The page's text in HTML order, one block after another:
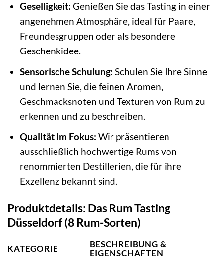
Geselligkeit: Genießen Sie das Tasting in einer
angenehmen Atmosphäre, ideal für Paare,
Freundesgruppen oder als besondere
Geschenkidee.
Sensorische Schulung: Schulen Sie Ihre Sinne
und lernen Sie, die feinen Aromen,
Geschmacksnoten und Texturen von Rum zu
erkennen und zu beschreiben.
Qualität im Fokus: Wir präsentieren
ausschließlich hochwertige Rums von
renommierten Destillerien, die für ihre
Exzellenz bekannt sind.
Produktdetails: Das Rum Tasting
Düsseldorf (8 Rum-Sorten)
KATEGORIE
BESCHREIBUNG &
EIGENSCHAFTEN